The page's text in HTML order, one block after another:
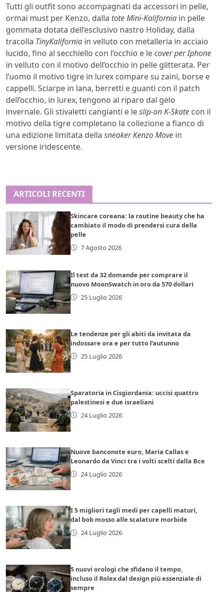
Tutti gli outfit sono accompagnati da accessori in pelle,
ormai must per Kenzo, dalla tote Mini-Kalifornia in pelle
gommata dotata dell’esclusivo nastro Holiday, dalla
tracolla TinyKalifornia in velluto con metalleria in acciaio
lucido, fino al secchiello con l’occhio e lecover per Iphone
in velluto con il motivo dell’occhio in pelle glitterata. Per
l’uomo il motivo tigre in lurex compare su zaini, borse e
cappelli. Sciarpe in lana, berretti e guanti con il patch
dell’occhio, in lurex, tengono al riparo dal gelo
invernale. Gli stivaletti cangianti e leslip-on K-Skate con il
motivo della tigre completano la collezione a fianco di
una edizione limitata della sneaker Kenzo Move in
versione iridescente.
ARTICOLI RECENTI
Skincare coreana: la routine beauty che ha
cambiato il modo di prendersi cura della
pelle
7 Agosto 2026
Il test da 32 domande per comprare il
nuovo MoonSwatch in oro da 570 dollari
25 Luglio 2026
Le tendenze per gli abiti da invitata da
indossare ora e per tutto l’autunno
25 Luglio 2026
Sparatoria in Cisgiordania: uccisi quattro
palestinesi e due israeliani
24 Luglio 2026
Nuove banconote euro, Maria Callas e
Leonardo da Vinci tra i volti scelti dalla Bce
24 Luglio 2026
I 5 migliori tagli medi per capelli maturi,
dal bob mosso alle scalature morbide
24 Luglio 2026
5 nuovi orologi che sfidano il tempo,
incluso il Rolex dal design più essenziale di
sempre